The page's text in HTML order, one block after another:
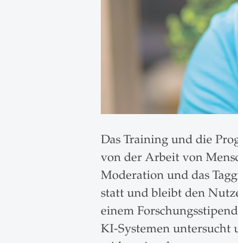
Das Training und die
von der Arbeit von
Moderation und das
statt und bleibt den
einem
KI-Systemen untersucht